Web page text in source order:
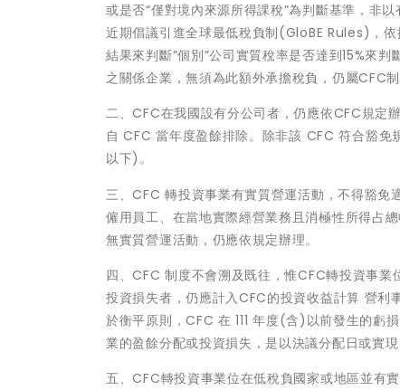
或是否“僅對境內來源所得課稅”為判斷基準，非
近期倡議引進全球最低稅負制(GloBE Rules)，
結果來判斷”個別”公司實質稅率是否達到15%來
之關係企業，無須為此額外承擔稅負，仍屬CFC
二、CFC在我國設有分公司者，仍應依CFC規定
自 CFC 當年度盈餘排除。除非該 CFC 符合豁
以下)。
三、CFC 轉投資事業有實質營運活動，不得豁免
僱用員工、在當地實際經營業務且消極性所得占
無實質營運活動，仍應依規定辦理。
四、CFC 制度不會溯及既往，惟CFC轉投資事業
投資損失者，仍應計入CFC的投資收益計算 營利
於衡平原則，CFC 在 111 年度(含)以前發生的虧
業的盈餘分配或投資損失，是以決議分配日或實
五、CFC轉投資事業位在低稅負國家或地區並有